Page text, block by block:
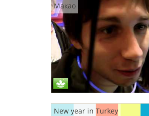
Макао
New year in Turkey